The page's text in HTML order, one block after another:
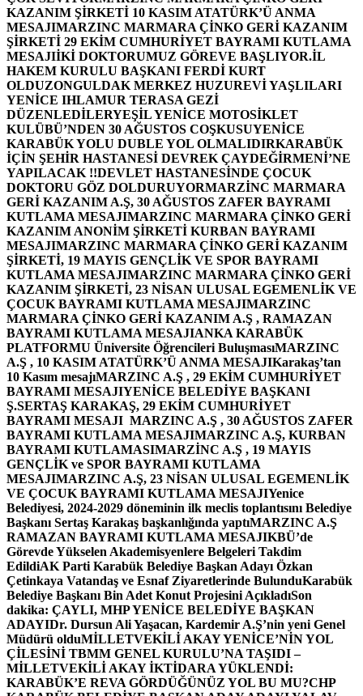
KAZANIM ŞİRKETİ 10 KASIM ATATÜRK’Ü ANMA
MESAJIMARZINC MARMARA ÇİNKO GERİ KAZANIM
ŞİRKETİ 29 EKİM CUMHURİYET BAYRAMI KUTLAMA
MESAJIİKİ DOKTORUMUZ GÖREVE BAŞLIYOR.İL
HAKEM KURULU BAŞKANI FERDİ KURT
OLDUZONGULDAK MERKEZ HUZUREVİ YAŞLILARI
YENİCE IHLAMUR TERASA GEZİ
DÜZENLEDİLERYEŞİL YENİCE MOTOSİKLET
KULÜBÜ’NDEN 30 AĞUSTOS COŞKUSUYENİCE
KARABÜK YOLU DUBLE YOL OLMALIDIRKARABÜK
İÇİN ŞEHİR HASTANESİ DEVREK ÇAYDEĞİRMENİ’NE
YAPILACAK !!DEVLET HASTANESİNDE ÇOCUK
DOKTORU GÖZ DOLDURUYORMARZİNC MARMARA
GERİ KAZANIM A.Ş, 30 AĞUSTOS ZAFER BAYRAMI
KUTLAMA MESAJIMARZINC MARMARA ÇİNKO GERİ
KAZANIM ANONİM ŞİRKETİ KURBAN BAYRAMI
MESAJIMARZINC MARMARA ÇİNKO GERİ KAZANIM
ŞİRKETİ, 19 MAYIS GENÇLİK VE SPOR BAYRAMI
KUTLAMA MESAJIMARZINC MARMARA ÇİNKO GERİ
KAZANIM ŞİRKETİ, 23 NİSAN ULUSAL EGEMENLİK VE
ÇOCUK BAYRAMI KUTLAMA MESAJIMARZINC
MARMARA ÇİNKO GERİ KAZANIM A.Ş , RAMAZAN
BAYRAMI KUTLAMA MESAJIANKA KARABÜK
PLATFORMU Üniversite Öğrencileri BuluşmasıMARZINC
A.Ş , 10 KASIM ATATÜRK’Ü ANMA MESAJIKarakaş’tan
10 Kasım mesajıMARZINC A.Ş , 29 EKİM CUMHURİYET
BAYRAMI MESAJIYENİCE BELEDİYE BAŞKANI
Ş.SERTAŞ KARAKAŞ, 29 EKİM CUMHURİYET
BAYRAMI MESAJI MARZINC A.Ş , 30 AĞUSTOS ZAFER
BAYRAMI KUTLAMA MESAJIMARZINC A.Ş, KURBAN
BAYRAMI KUTLAMASIMARZİNC A.Ş , 19 MAYIS
GENÇLİK ve SPOR BAYRAMI KUTLAMA
MESAJIMARZINC A.Ş, 23 NİSAN ULUSAL EGEMENLİK
VE ÇOCUK BAYRAMI KUTLAMA MESAJIYenice
Belediyesi, 2024-2029 döneminin ilk meclis toplantısını Belediye
Başkanı Sertaş Karakaş başkanlığında yaptıMARZINC A.Ş
RAMAZAN BAYRAMI KUTLAMA MESAJIKBÜ’de
Görevde Yükselen Akademisyenlere Belgeleri Takdim
EdildiAK Parti Karabük Belediye Başkan Adayı Özkan
Çetinkaya Vatandaş ve Esnaf Ziyaretlerinde BulunduKarabük
Belediye Başkanı Bin Adet Konut Projesini AçıkladıSon
dakika: ÇAYLI, MHP YENİCE BELEDİYE BAŞKAN
ADAYIDr. Dursun Ali Yaşacan, Kardemir A.Ş’nin yeni Genel
Müdürü olduMİLLETVEKİLİ AKAY YENİCE’NİN YOL
ÇİLESİNİ TBMM GENEL KURULU’NA TAŞIDI –
MİLLETVEKİLİ AKAY İKTİDARA YÜKLENDİ:
KARABÜK’E REVA GÖRDÜĞÜNÜZ YOL BU MU?CHP